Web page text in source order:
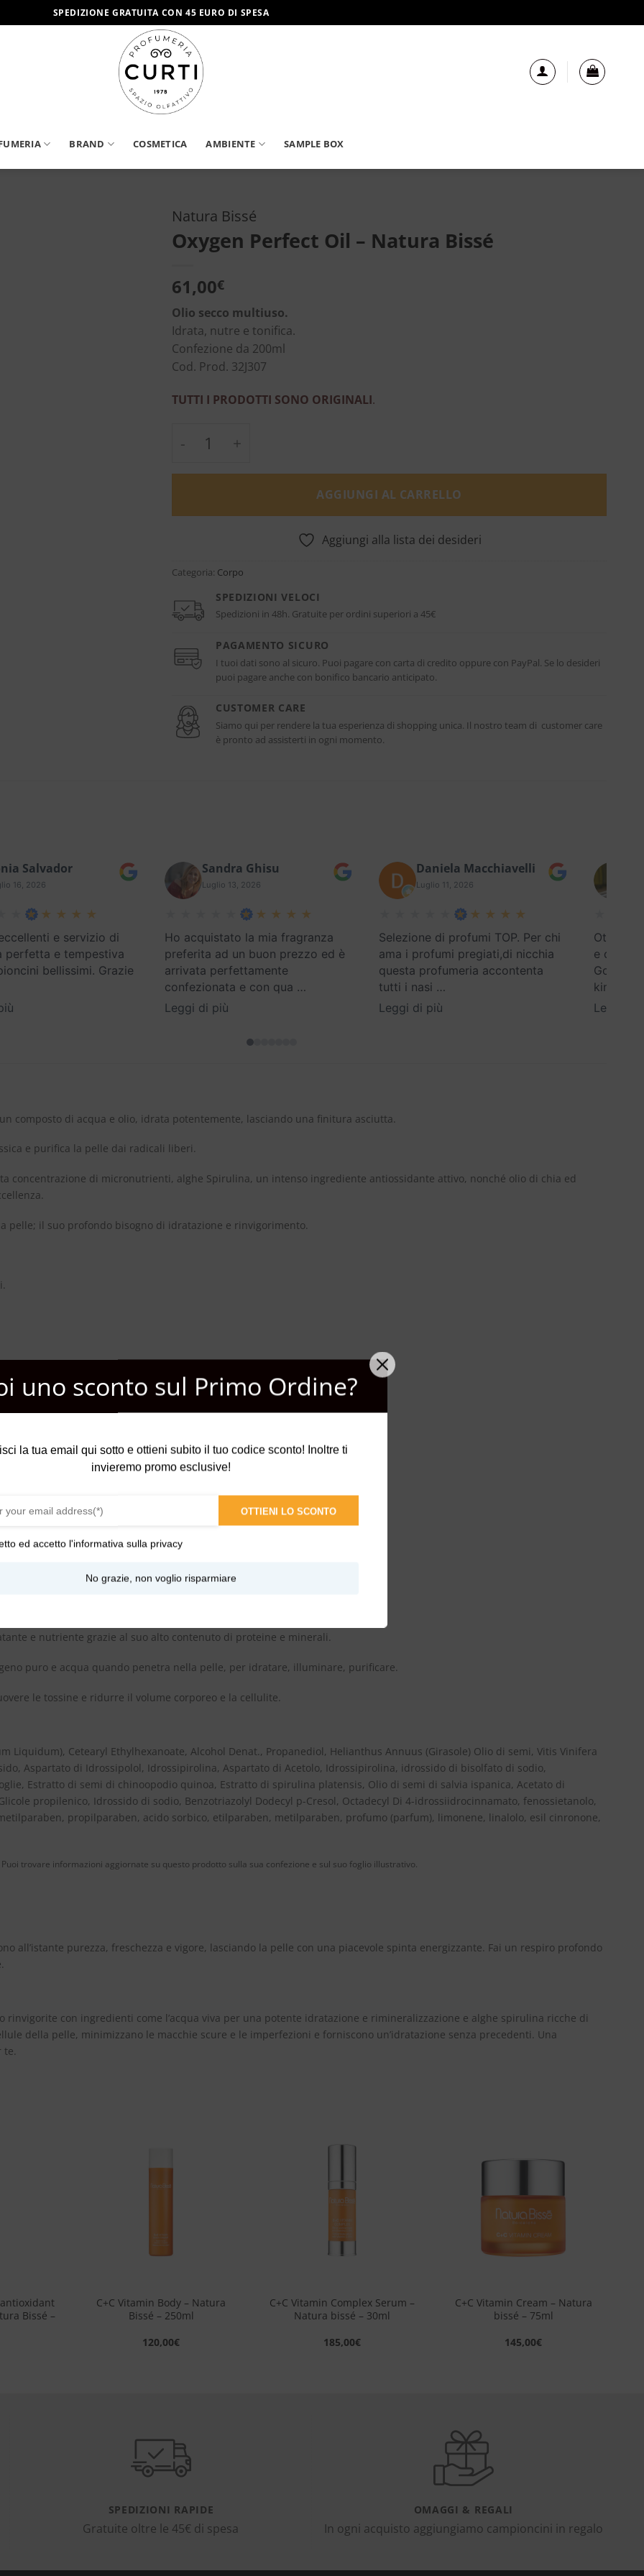
SPEDIZIONE GRATUITA CON 45 EURO DI SPESA
BRAND COSMETICA AMBIENTE SAMPLE BOX
Natura Bissé
Oxygen Perfect Oil – Natura Bissé
61,00€
Olio secco multiuso.
Idrata, nutre e tonifica.
Confezione da 200ml
Cod. Prod. 32J307
TUTTI I PRODOTTI SONO ORIGINALI.
Oxygen Perfect Oil - Natura Bissé quantità
AGGIUNGI AL CARRELLO
Aggiungi alla lista dei desideri
Categoria: Corpo
SPEDIZIONI VELOCI
Spedizioni in 48h. Gratuite per ordini superiori a 45€
PAGAMENTO SICURO
I tuoi dati sono al sicuro. Puoi pagare con carta di credito oppure con PayPal. Se lo desideri
puoi pagare anche con bonifico bancario anticipato.
CUSTOMER CARE
Siamo qui per rendere la tua esperienza di shopping unica. Il nostro team di customer care
è pronto ad assisterti in ogni momento.
Salvador
16, 2026
e servizio di
perfetta e tempestiva
bellissimi. Grazie
Sandra Ghisu
Luglio 13, 2026
Ho acquistato la mia fragranza
preferita ad un buon prezzo ed è
arrivata perfettamente
confezionata e con qua …
Leggi di più
Daniela Macchiavelli
Luglio 11, 2026
Selezione di profumi TOP. Per chi
ama i profumi pregiati,di nicchia
questa profumeria accontenta
tutti i nasi …
Leggi di più
Ottimo
e
Google)
kind
Leggi di
composto di acqua e olio, idrata potentemente, lasciando una finitura asciutta.
e purifica la pelle dai radicali liberi.
concentrazione di micronutrienti, alghe Spirulina, un intenso ingrediente antiossidante attivo, nonché olio di chia ed
pelle; il suo profondo bisogno di idratazione e rinvigorimento.
ha bisogno di idratazione e comfort.
è il trattamento rinfrescante e rigenerante perfetto
per rivitalizzare, nutrire e calmare la pelle.
all’acqua.
normale crema o applica prima l’olio.
minerali e vitamine.
3 e omega-6, lo rendono un ottimo toner e idratante per la pelle.
e nutriente grazie al suo alto contenuto di proteine ​​e minerali.
puro e acqua quando penetra nella pelle, per idratare, illuminare, purificare.
le tossine e ridurre il volume corporeo e la cellulite.
Liquidum), Cetearyl Ethylhexanoate, Alcohol Denat., Propanediol, Helianthus Annuus (Girasole) Olio di semi, Vitis Vinifera
Aspartato di Idrossipolol, Idrossipirolina, Aspartato di Acetolo, Idrossipirolina, idrossido di bisolfato di sodio,
Estratto di semi di chinoopodio quinoa, Estratto di spirulina platensis, Olio di semi di salvia ispanica, Acetato di
propilenico, Idrossido di sodio, Benzotriazolyl Dodecyl p-Cresol, Octadecyl Di 4-idrossiidrocinnamato, fenossietanolo,
propilparaben, acido sorbico, etilparaben, metilparaben, profumo (parfum), limonene, linalolo, esil cinronone,
trovare informazioni aggiornate su questo prodotto sulla sua confezione e sul suo foglio illustrativo.
all’istante purezza, freschezza e vigore, lasciando la pelle con una piacevole spinta energizzante. Fai un respiro profondo
rinvigorite con ingredienti come l’acqua viva per una potente idratazione e rimineralizzazione e alghe spirulina ricche di
della pelle, minimizzano le macchie scure e le imperfezioni e forniscono un’idratazione senza precedenti. Una
te.
Bissé –
C+C Vitamin Body – Natura
Bissé – 250ml
120,00€
C+C Vitamin Complex Serum –
Natura bissé – 30ml
185,00€
C+C Vitamin Cream – Natura
bissé – 75ml
145,00€
SPEDIZIONI RAPIDE
Gratuite oltre le 45€ di spesa
OMAGGI & REGALI
In ogni acquisto aggiungiamo campioncini in regalo
uno sconto sul Primo Ordine?
la tua email qui sotto e ottieni subito il tuo codice sconto! Inoltre ti
invieremo promo esclusive!
OTTIENI LO SCONTO
ed accetto l'informativa sulla privacy
No grazie, non voglio risparmiare